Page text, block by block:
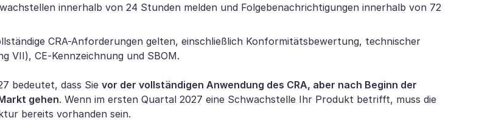
innerhalb von 24 Stunden melden und Folgebenachrichtigungen innerhalb von 72
CRA-Anforderungen gelten, einschließlich Konformitätsbewertung, technischer
VII), CE-Kennzeichnung und SBOM.
bedeutet, dass Sie vor der vollständigen Anwendung des CRA, aber nach Beginn der
gehen. Wenn im ersten Quartal 2027 eine Schwachstelle Ihr Produkt betrifft, muss die
bereits vorhanden sein.